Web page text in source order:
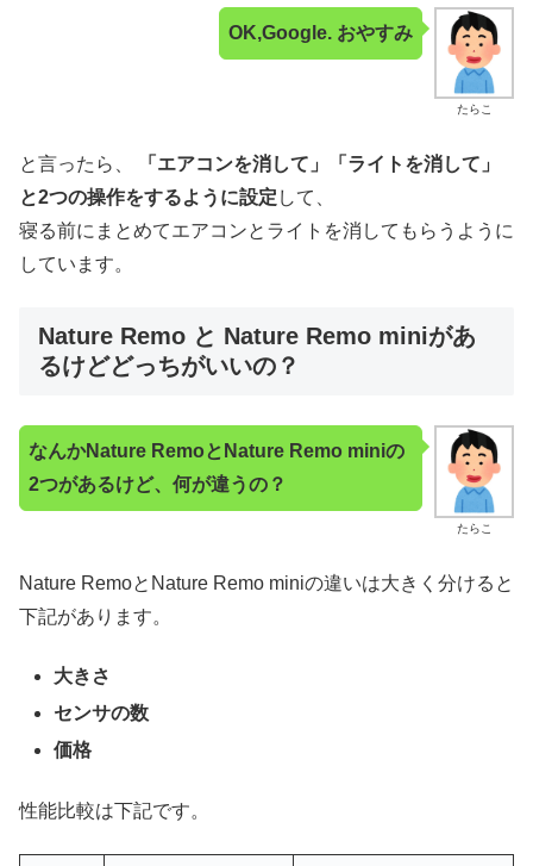
たらこ
OK,Google. おやすみ
と言ったら、
「エアコンを消して」「ライトを消して」
と2つの操作をするように設定 して、
寝る前にまとめてエアコンとライトを消してもらうように
しています。
Nature Remo と Nature Remo miniがあ
るけどどっちがいいの？
たらこ
なんかNature RemoとNature Remo miniの
2つがあるけど、何が違うの？
Nature RemoとNature Remo miniの違いは大きく分けると
下記があります。
大きさ
センサの数
価格
性能比較は下記です。